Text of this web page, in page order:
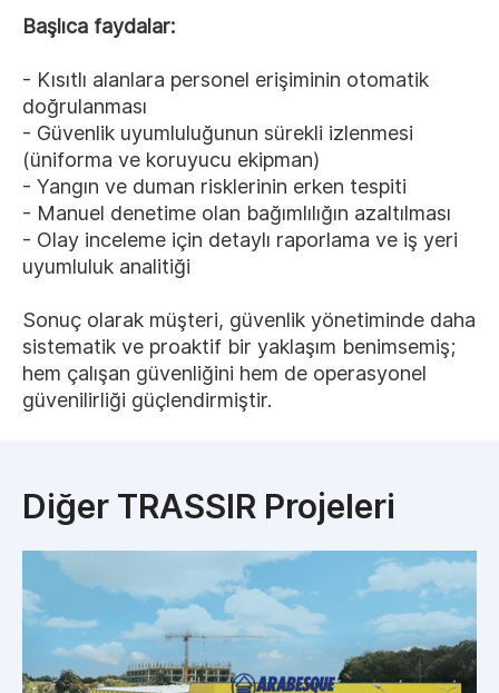
Başlıca faydalar:
- Kısıtlı alanlara personel erişiminin otomatik
doğrulanması
- Güvenlik uyumluluğunun sürekli izlenmesi
(üniforma ve koruyucu ekipman)
- Yangın ve duman risklerinin erken tespiti
- Manuel denetime olan bağımlılığın azaltılması
- Olay inceleme için detaylı raporlama ve iş yeri
uyumluluk analitiği
Sonuç olarak müşteri, güvenlik yönetiminde daha
sistematik ve proaktif bir yaklaşım benimsemiş;
hem çalışan güvenliğini hem de operasyonel
güvenilirliği güçlendirmiştir.
Diğer TRASSIR Projeleri